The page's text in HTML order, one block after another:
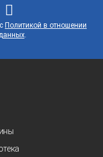
Политикой в отношении
.